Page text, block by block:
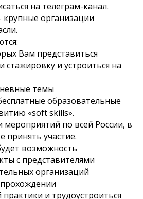
на телеграм-канал.
крупные организации
Вам представиться
и устроиться на
темы
образовательные
«soft skills».
мероприятий по всей России, в
участие.
возможность
с представителями
организаций
и трудоустроиться